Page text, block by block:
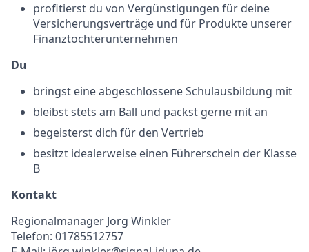
profitierst du von Vergünstigungen für deine
Versicherungsverträge und für Produkte unserer
Finanztochterunternehmen
Du
bringst eine abgeschlossene Schulausbildung mit
bleibst stets am Ball und packst gerne mit an
begeisterst dich für den Vertrieb
besitzt idealerweise einen Führerschein der Klasse
B
Kontakt
Regionalmanager Jörg Winkler
Telefon: 01785512757